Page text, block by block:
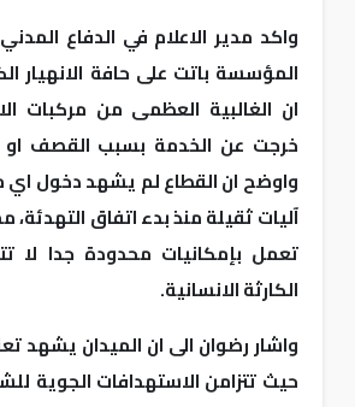
واكد مدير الاعلام في الدفاع
المؤسسة باتت على حافة الانهيار
ان الغالبية العظمى من مركبات
خرجت عن الخدمة بسبب القصف او
واوضح ان القطاع لم يشهد دخول اي
آليات ثقيلة منذ بدء اتفاق
تعمل بإمكانيات محدودة جدا لا
الكارثة الانسانية.
واشار رضوان الى ان الميدان يشهد
حيث تتزامن الاستهدافات الجوية